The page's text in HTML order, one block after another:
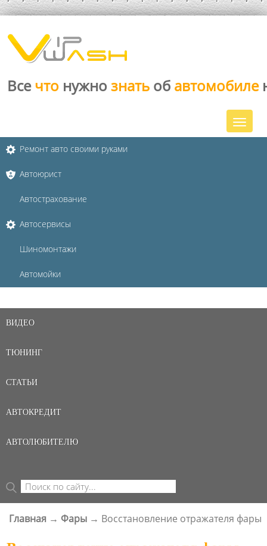
Все что нужно знать об автомобиле
Ремонт авто своими руками
Автоюрист
Автострахование
Автосервисы
Шиномонтажи
Автомойки
ВИДЕО
ТЮНИНГ
СТАТЬИ
АВТОКРЕДИТ
АВТОЛЮБИТЕЛЮ
ФОРМА ПОИСКА
Поиск
Главная → Фары → Восстановление отражателя фары